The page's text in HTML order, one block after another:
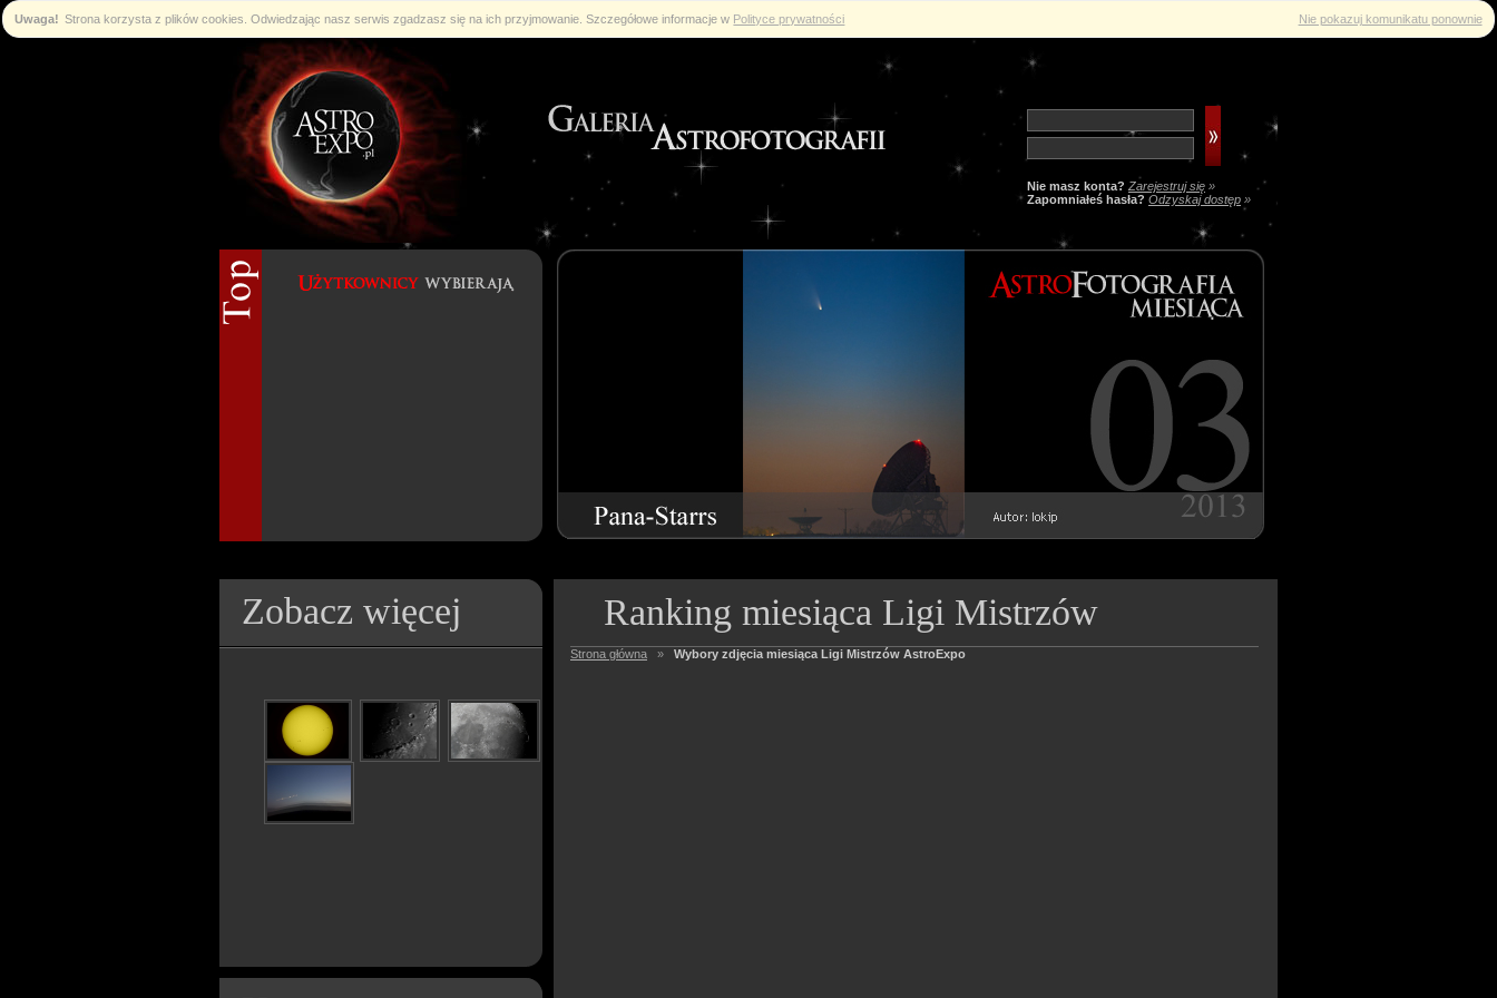
Uwaga! Strona korzysta z plików cookies. Odwiedzając nasz serwis zgadzasz się na ich przyjmowanie. Szczegółowe informacje w Polityce prywatności Nie pokazuj komunikatu ponownie
Nie masz konta? Zarejestruj się »
Zapomniałeś hasła? Odzyskaj dostęp »
Zobacz więcej Ranking miesiąca Ligi Mistrzów
Strona główna » Wybory zdjęcia miesiąca Ligi Mistrzów AstroExpo